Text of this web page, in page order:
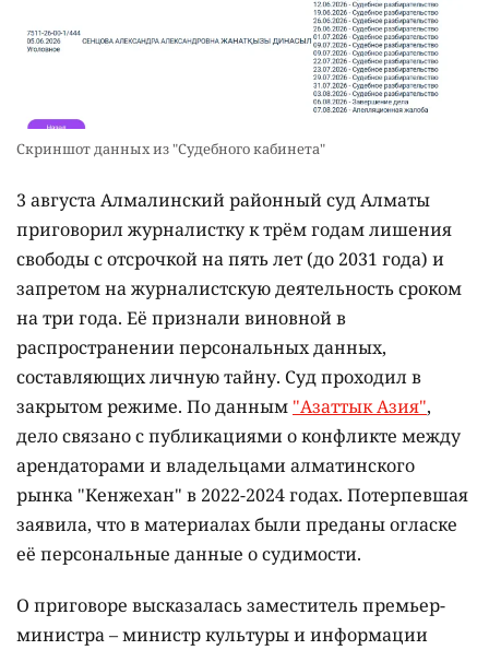
Скриншот данных из "Судебного кабинета"
3 августа Алмалинский районный суд Алматы
приговорил журналистку к трём годам лишения
свободы с отсрочкой на пять лет (до 2031 года) и
запретом на журналистскую деятельность сроком
на три года. Её признали виновной в
распространении персональных данных,
составляющих личную тайну. Суд проходил в
закрытом режиме. По данным "Азаттык Азия",
дело связано с публикациями о конфликте между
арендаторами и владельцами алматинского
рынка "Кенжехан" в 2022-2024 годах. Потерпевшая
заявила, что в материалах были преданы огласке
её персональные данные о судимости.
О приговоре высказалась заместитель премьер-
министра – министр культуры и информации